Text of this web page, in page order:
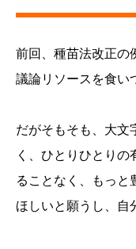
前回、種苗法改正の
議論リソースを食い
だがそもそも、大文
く、ひとりひとり
ることなく、もっと
ほしいと願うし、自